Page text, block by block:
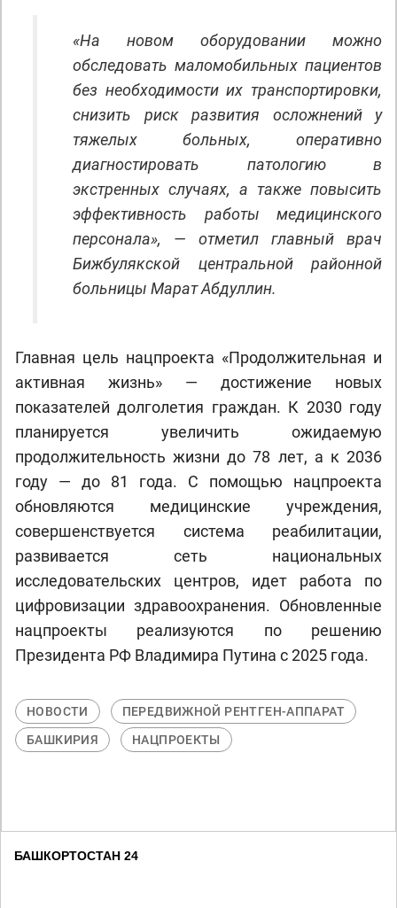
«На новом оборудовании можно
обследовать маломобильных пациентов
без необходимости их транспортировки,
снизить риск развития осложнений у
тяжелых больных, оперативно
диагностировать патологию в
экстренных случаях, а также повысить
эффективность работы медицинского
персонала», — отметил главный врач
Бижбулякской центральной районной
больницы Марат Абдуллин.
Главная цель нацпроекта «Продолжительная и
активная жизнь» — достижение новых
показателей долголетия граждан. К 2030 году
планируется увеличить ожидаемую
продолжительность жизни до 78 лет, а к 2036
году — до 81 года. С помощью нацпроекта
обновляются медицинские учреждения,
совершенствуется система реабилитации,
развивается сеть национальных
исследовательских центров, идет работа по
цифровизации здравоохранения. Обновленные
нацпроекты реализуются по решению
Президента РФ Владимира Путина с 2025 года.
НОВОСТИ
ПЕРЕДВИЖНОЙ РЕНТГЕН-АППАРАТ
БАШКИРИЯ
НАЦПРОЕКТЫ
БАШКОРТОСТАН 24